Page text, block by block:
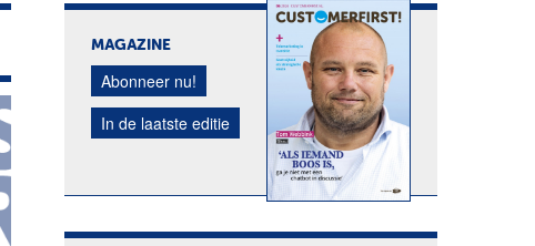
MAGAZINE
Abonneer nu!
In de laatste editie